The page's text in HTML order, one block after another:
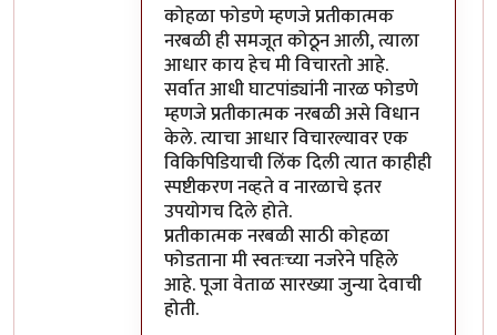
कोहळा फोडणे म्हणजे प्रतीकात्मक
नरबळी ही समजूत कोठून आली, त्याला
आधार काय हेच मी विचारतो आहे.
सर्वात आधी घाटपांड्यांनी नारळ फोडणे
म्हणजे प्रतीकात्मक नरबळी असे विधान
केले. त्याचा आधार विचारल्यावर एक
विकिपिडियाची लिंक दिली त्यात काहीही
स्पष्टीकरण नव्हते व नारळाचे इतर
उपयोगच दिले होते.
प्रतीकात्मक नरबळी साठी कोहळा
फोडताना मी स्वतःच्या नजरेने पहिले
आहे. पूजा वेताळ सारख्या जुन्या देवाची
होती.